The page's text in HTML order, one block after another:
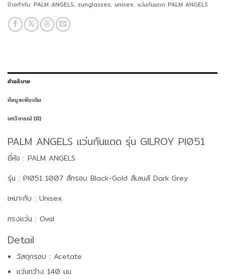
ป้ายกำกับ: PALM ANGELS, sunglasses, unisex, แว่นกันแดด PALM ANGELS
คำอธิบาย
ข้อมูลเพิ่มเติม
บทวิจารณ์ (0)
PALM ANGELS แว่นกันแดด รุ่น GILROY PI051
ยี่ห้อ : PALM ANGELS
รุ่น : PI051 1007 สีกรอบ Black-Gold สีเลนส์ Dark Grey
เหมาะกับ : Unisex
ทรงแว่น : Oval
Detail
วัสดุกรอบ : Acetate
แว่นกว้าง 140 มม.